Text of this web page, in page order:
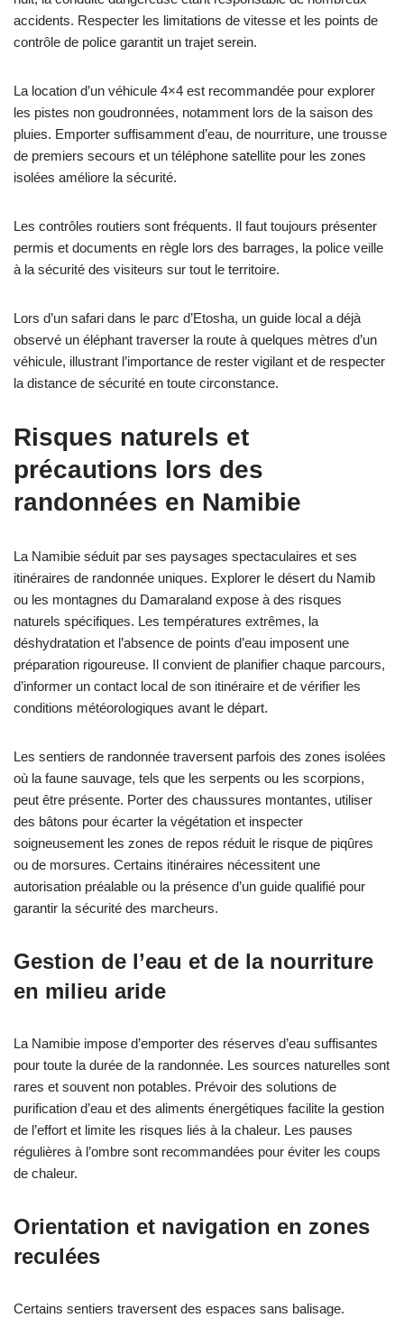
accidents. Respecter les limitations de vitesse et les points de
contrôle de police garantit un trajet serein.
La location d’un véhicule 4×4 est recommandée pour explorer
les pistes non goudronnées, notamment lors de la saison des
pluies. Emporter suffisamment d’eau, de nourriture, une trousse
de premiers secours et un téléphone satellite pour les zones
isolées améliore la sécurité.
Les contrôles routiers sont fréquents. Il faut toujours présenter
permis et documents en règle lors des barrages, la police veille
à la sécurité des visiteurs sur tout le territoire.
Lors d’un safari dans le parc d’Etosha, un guide local a déjà
observé un éléphant traverser la route à quelques mètres d’un
véhicule, illustrant l’importance de rester vigilant et de respecter
la distance de sécurité en toute circonstance.
Risques naturels et
précautions lors des
randonnées en Namibie
La Namibie séduit par ses paysages spectaculaires et ses
itinéraires de randonnée uniques. Explorer le désert du Namib
ou les montagnes du Damaraland expose à des risques
naturels spécifiques. Les températures extrêmes, la
déshydratation et l’absence de points d’eau imposent une
préparation rigoureuse. Il convient de planifier chaque parcours,
d’informer un contact local de son itinéraire et de vérifier les
conditions météorologiques avant le départ.
Les sentiers de randonnée traversent parfois des zones isolées
où la faune sauvage, tels que les serpents ou les scorpions,
peut être présente. Porter des chaussures montantes, utiliser
des bâtons pour écarter la végétation et inspecter
soigneusement les zones de repos réduit le risque de piqûres
ou de morsures. Certains itinéraires nécessitent une
autorisation préalable ou la présence d’un guide qualifié pour
garantir la sécurité des marcheurs.
Gestion de l’eau et de la nourriture
en milieu aride
La Namibie impose d’emporter des réserves d’eau suffisantes
pour toute la durée de la randonnée. Les sources naturelles sont
rares et souvent non potables. Prévoir des solutions de
purification d’eau et des aliments énergétiques facilite la gestion
de l’effort et limite les risques liés à la chaleur. Les pauses
régulières à l’ombre sont recommandées pour éviter les coups
de chaleur.
Orientation et navigation en zones
reculées
Certains sentiers traversent des espaces sans balisage.